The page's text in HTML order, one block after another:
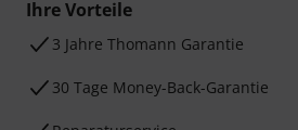
Ihre Vorteile
3 Jahre Thomann Garantie
30 Tage Money-Back-Garantie